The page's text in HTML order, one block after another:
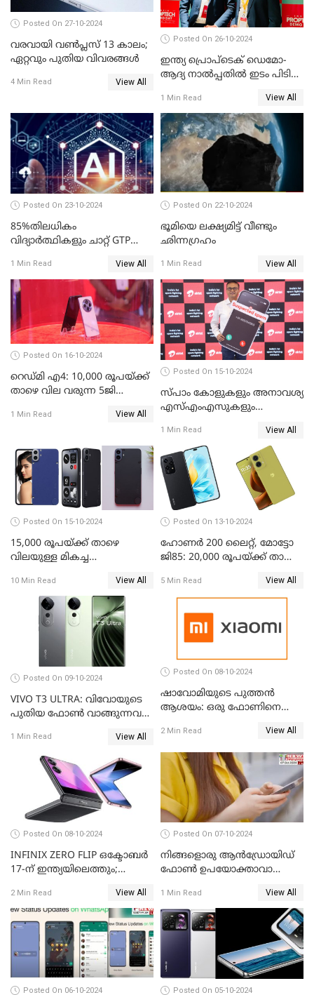
Posted On 27-10-2024
വരവായി വൺപ്ലസ് 13 കാലം;
ഏറ്റവും പുതിയ വിവരങ്ങൾ
4 Min Read View All
Posted On 26-10-2024
ഇന്ത്യ പ്രൊപ്ടെക് ഡെമോ-
ആദ്യ നാല്‍പ്പതില്‍ ഇടം പിടിച്ച്
തിത്തിത്താര
1 Min Read View All
Posted On 23-10-2024
85%തിലധികം
വിദ്യാര്‍ത്ഥികളും ചാറ്റ് GTP
ഉപയോഗിക്കുന്നതായി
റിപ്പോര്‍ട്ട്
1 Min Read View All
Posted On 22-10-2024
ഭൂമിയെ ലക്ഷ്യമിട്ട് വീണ്ടും
ഛിന്നഗ്രഹം
1 Min Read View All
Posted On 16-10-2024
റെഡ്മി എ4: 10,000 രൂപയ്ക്ക്
താഴെ വില വരുന്ന 5ജി
1 Min Read View All
Posted On 15-10-2024
സ്പാം കോളുകളും അനാവശ്യ
എസ്എംഎസുകളും
എഐ ഫീച്ചറുമായി ഭാരതി
എയര്‍ടെല്‍
1 Min Read View All
Posted On 15-10-2024
15,000 രൂപയ്ക്ക് താഴെ
വിലയുള്ള മികച്ച
10 Min Read View All
Posted On 13-10-2024
ഹോണർ 200 ലൈറ്റ്, മോട്ടോ
ജി85: 20,000 രൂപയ്ക്ക് താഴെ
ഏതാണ്?
5 Min Read View All
Posted On 09-10-2024
VIVO T3 ULTRA: വിവോയുടെ
പുതിയ ഫോൺ വാങ്ങുന്നവർ
1 Min Read View All
Posted On 08-10-2024
ഷാവോമിയുടെ പുത്തൻ
ആശയം: ഒരു ഫോണിനെ
2 Min Read View All
Posted On 08-10-2024
INFINIX ZERO FLIP ഒക്ടോബർ
17-ന് ഇന്ത്യയിലെത്തും;
കാര്യങ്ങൾ
2 Min Read View All
Posted On 07-10-2024
നിങ്ങളൊരു ആൻഡ്രോയിഡ്
ഫോൺ ഉപയോക്താവാണോ?
വാർത്ത!
1 Min Read View All
Posted On 06-10-2024 Posted On 05-10-2024